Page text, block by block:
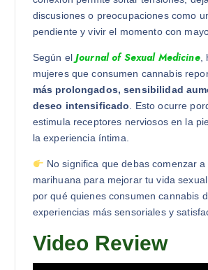
discusiones o preocupaciones como
pendiente y vivir el momento con
Según elJournal of Sexual Medicine,
mujeres que consumen cannabis
más prolongados, sensibilidad
deseo intensificado . Esto ocurre
estimula receptores nerviosos en la
la experiencia íntima.
No significa que debas comenzar
marihuana para mejorar tu vida
por qué quienes consumen cannabis
experiencias más sensoriales y
Video Review